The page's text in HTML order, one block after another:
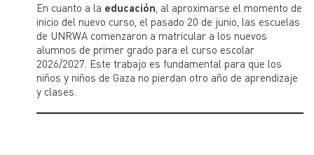
En cuanto a la educación , al aproximarse el momento de
inicio del nuevo curso, el pasado 20 de junio, las escuelas
de UNRWA comenzaron a matricular a los nuevos
alumnos de primer grado para el curso escolar
2026/2027. Este trabajo es fundamental para que los
niños y niños de Gaza no pierdan otro año de aprendizaje
y clases.